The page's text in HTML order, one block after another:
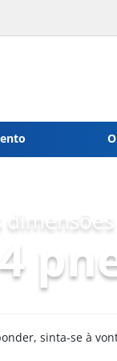
sinta-se à